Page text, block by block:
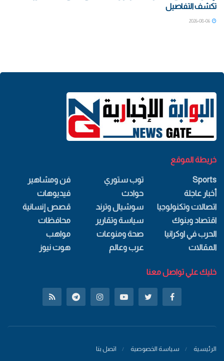
تكشف التفاصيل
خريطة الموقع
Sports
أخبار عاجلة
اتصالات وتكنولوجيا
اقتصاد وبنوك
الحرب في اوكرانيا
المقالات
توب ستوري
حوادث
سوشيال وترند
سياسة وتقارير
صحة ومنوعات
عرب وعالم
فن ومشاهير
فيديوهات
قصص إنسانية
محافظات
مواهب
هوت نيوز
خليك علي تواصل معنا
الرئيسية سياسة الخصوصية اتصل بنا